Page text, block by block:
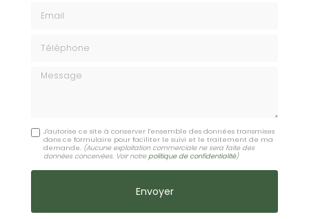
Message
J'autorise ce site à conserver l'ensemble des données transmises
dans ce formulaire pour faciliter le suivi et le traitement de ma
demande. (Aucune exploitation commerciale ne sera faite des
données concervées. Voir notre politique de confidentialité)